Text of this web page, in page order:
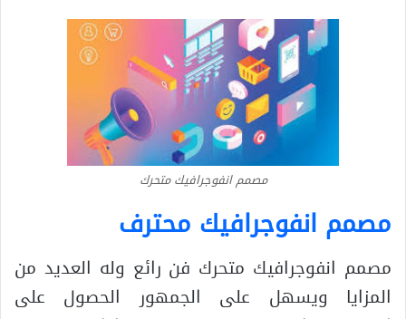
مصمم انفوجرافيك متحرك
مصمم انفوجرافيك محترف
مصمم انفوجرافيك متحرك فن رائع وله العديد من
المزايا ويسهل على الجمهور الحصول على